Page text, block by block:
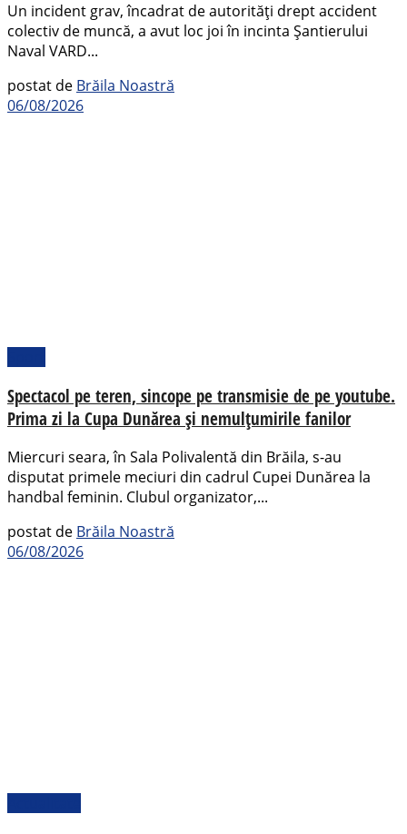
Un incident grav, încadrat de autorități drept accident
colectiv de muncă, a avut loc joi în incinta Șantierului
Naval VARD...
postat de Brăila Noastră
06/08/2026
Spectacol pe teren, sincope pe transmisie de pe youtube.
Prima zi la Cupa Dunărea și nemulțumirile fanilor
Miercuri seara, în Sala Polivalentă din Brăila, s-au
disputat primele meciuri din cadrul Cupei Dunărea la
handbal feminin. Clubul organizator,...
postat de Brăila Noastră
06/08/2026